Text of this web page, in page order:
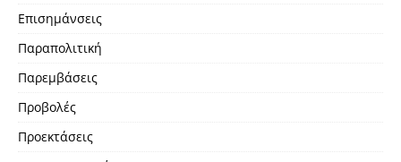
Επισημάνσεις
Παραπολιτική
Παρεμβάσεις
Προβολές
Προεκτάσεις